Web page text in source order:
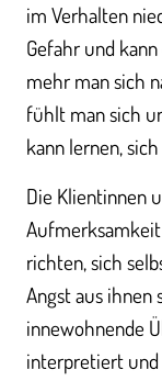
im Verhalten
Gefahr und
mehr man sich
fühlt man sich
kann lernen,
Die Klientinnen
richten, sich
Angst aus
innewohnende
interpretiert